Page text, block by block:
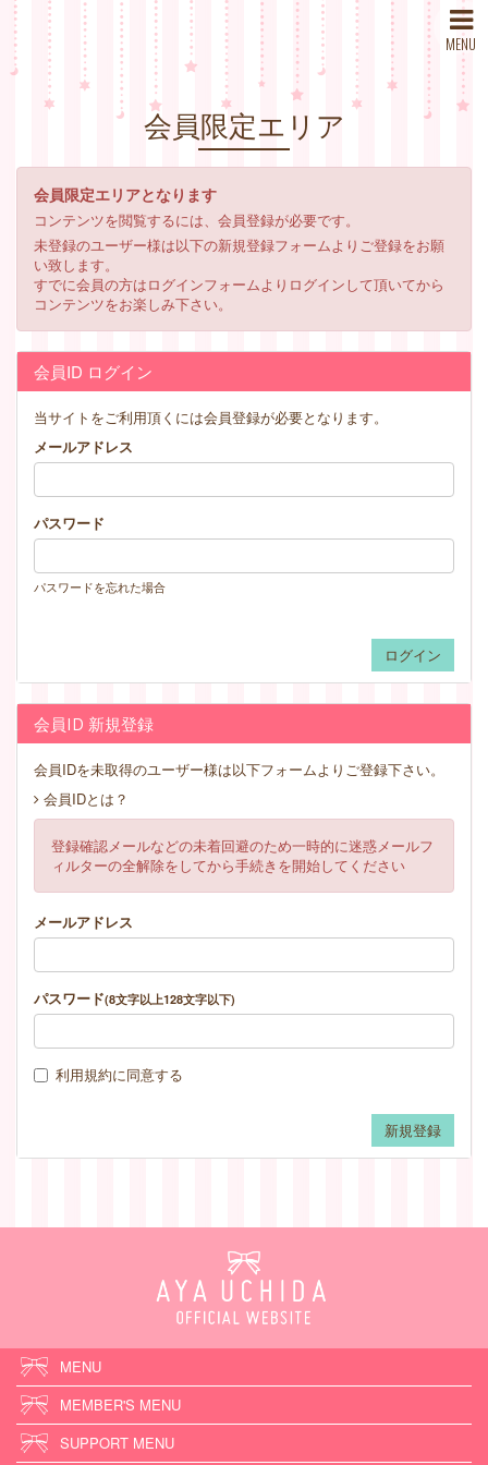
MENU
会員限定エリア
会員限定エリアとなります
コンテンツを閲覧するには、会員登録が必要です。
未登録のユーザー様は以下の新規登録フォームよりご登録をお願
い致します。
すでに会員の方はログインフォームよりログインして頂いてから
コンテンツをお楽しみ下さい。
会員ID ログイン
当サイトをご利用頂くには会員登録が必要となります。
メールアドレス
パスワード
パスワードを忘れた場合
会員ID 新規登録
会員IDを未取得のユーザー様は以下フォームよりご登録下さい。
会員IDとは？
登録確認メールなどの未着回避のため一時的に迷惑メールフ
ィルターの全解除をしてから手続きを開始してください
メールアドレス
パスワード(8文字以上128文字以下)
利用規約に同意する
MENU
MEMBER'S MENU
SUPPORT MENU